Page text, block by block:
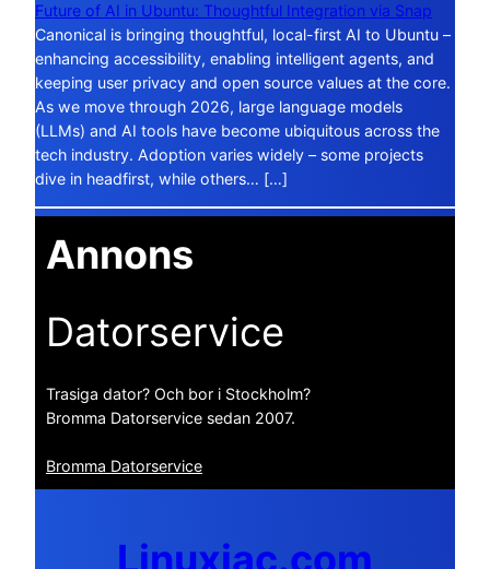
Future of AI in Ubuntu: Thoughtful Integration via Snap
Canonical is bringing thoughtful, local-first AI to Ubuntu –
enhancing accessibility, enabling intelligent agents, and
keeping user privacy and open source values at the core.
As we move through 2026, large language models
(LLMs) and AI tools have become ubiquitous across the
tech industry. Adoption varies widely – some projects
dive in headfirst, while others… […]
Annons
Datorservice
Trasiga dator? Och bor i Stockholm?
Bromma Datorservice sedan 2007.
Bromma Datorservice
Linuxiac.com